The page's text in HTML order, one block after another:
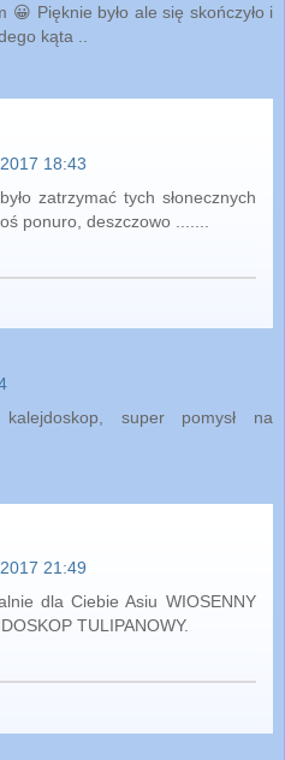
😀 Pięknie było ale się skończyło i
kąta ..
18:43
zatrzymać tych słonecznych
ponuro, deszczowo .......
super pomysł na
21:49
dla Ciebie Asiu WIOSENNY
TULIPANOWY.